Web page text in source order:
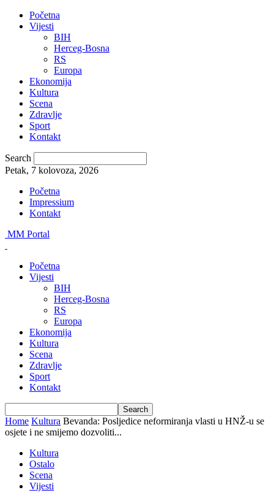
Početna
Vijesti
BIH
Herceg-Bosna
RS
Europa
Ekonomija
Kultura
Scena
Zdravlje
Sport
Kontakt
Search
Petak, 7 kolovoza, 2026
Početna
Impressium
Kontakt
MM Portal
Početna
Vijesti
BIH
Herceg-Bosna
RS
Europa
Ekonomija
Kultura
Scena
Zdravlje
Sport
Kontakt
Home Kultura Bevanda: Posljedice neformiranja vlasti u HNŽ-u se
osjete i ne smijemo dozvoliti...
Kultura
Ostalo
Scena
Vijesti